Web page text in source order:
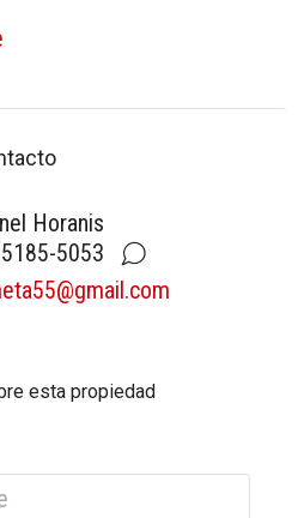
Horanis
5053
esta propiedad